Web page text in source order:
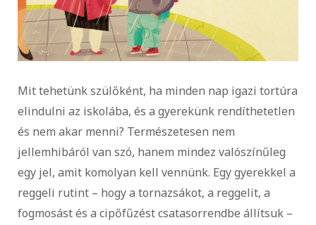
Mit tehetünk szülőként, ha minden nap igazi tortúra
elindulni az iskolába, és a gyerekünk rendíthetetlen
és nem akar menni? Természetesen nem
jellemhibáról van szó, hanem mindez valószínűleg
egy jel, amit komolyan kell vennünk. Egy gyerekkel a
reggeli rutint – hogy a tornazsákot, a reggelit, a
fogmosást és a cipőfűzést csatasorrendbe állítsuk –